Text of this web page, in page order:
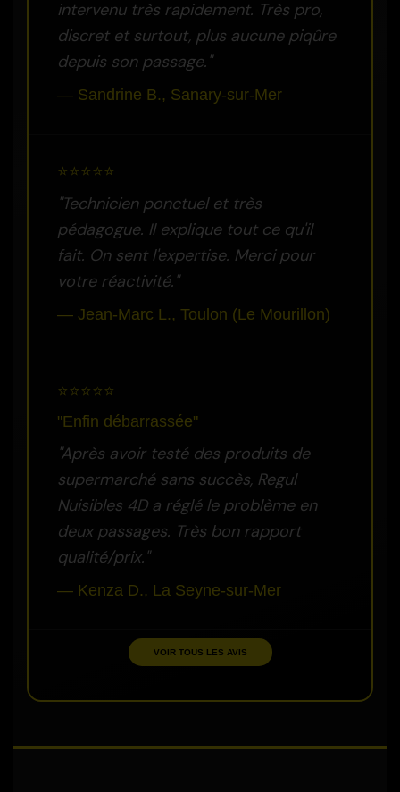
intervenu très rapidement. Très pro,
discret et surtout, plus aucune piqûre
depuis son passage."
— Sandrine B., Sanary-sur-Mer
⭐⭐⭐⭐⭐
"Technicien ponctuel et très
pédagogue. Il explique tout ce qu'il
fait. On sent l'expertise. Merci pour
votre réactivité."
— Jean-Marc L., Toulon (Le Mourillon)
⭐⭐⭐⭐⭐
"Enfin débarrassée"
"Après avoir testé des produits de
supermarché sans succès, Regul
Nuisibles 4D a réglé le problème en
deux passages. Très bon rapport
qualité/prix."
— Kenza D., La Seyne-sur-Mer
VOIR TOUS LES AVIS